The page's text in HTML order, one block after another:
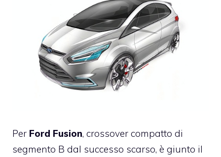
Per Ford Fusion, crossover compatto di
segmento B dal successo scarso, è giunto il